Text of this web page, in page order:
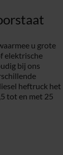
u grote
elektrische
bij ons
heftruck het
tot en met 25